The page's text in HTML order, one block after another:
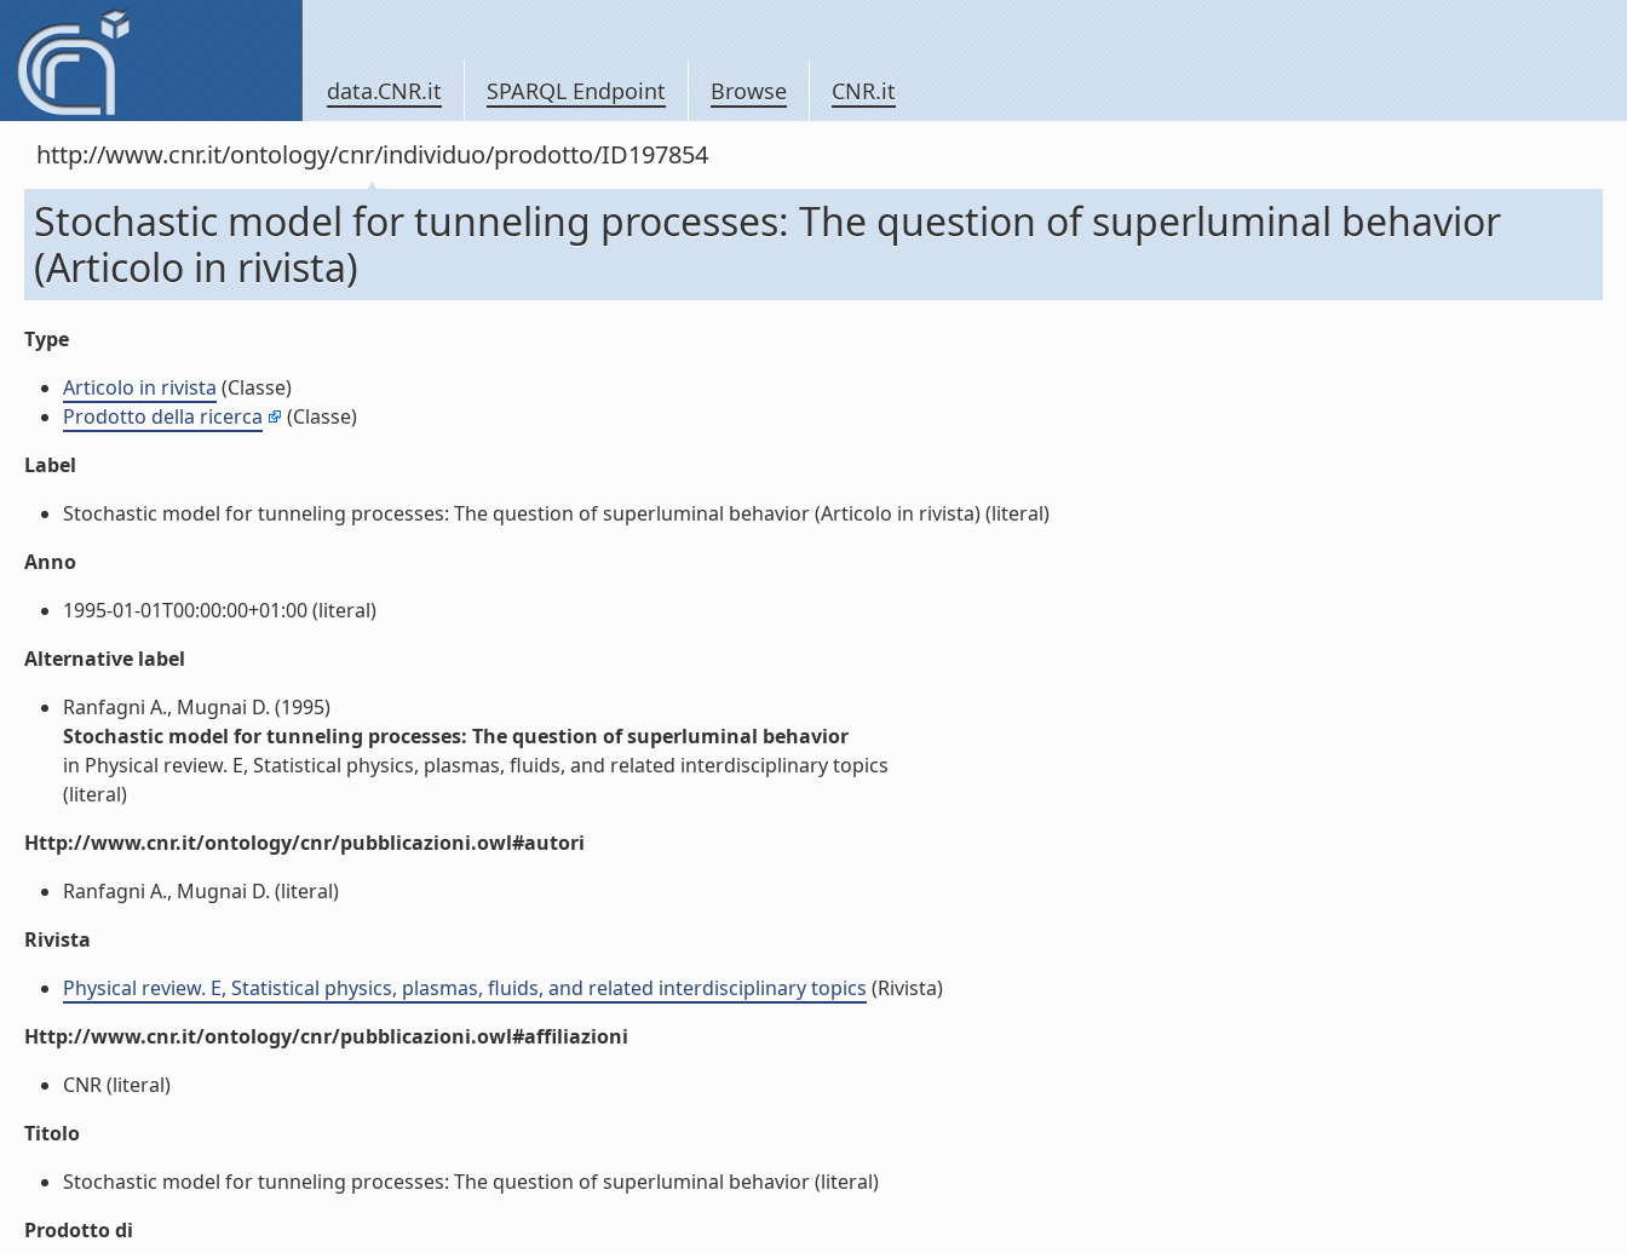
data.CNR.it SPARQL Endpoint Browse CNR.it
http://www.cnr.it/ontology/cnr/individuo/prodotto/ID197854
Stochastic model for tunneling processes: The question of superluminal behavior
(Articolo in rivista)
Type
Articolo in rivista (Classe)
Prodotto della ricerca
(Classe)
Label
Stochastic model for tunneling processes: The question of superluminal behavior (Articolo in rivista) (literal)
Anno
1995-01-01T00:00:00+01:00 (literal)
Alternative label
Ranfagni A., Mugnai D. (1995)
Stochastic model for tunneling processes: The question of superluminal behavior
in Physical review. E, Statistical physics, plasmas, fluids, and related interdisciplinary topics
(literal)
Http://www.cnr.it/ontology/cnr/pubblicazioni.owl#autori
Ranfagni A., Mugnai D. (literal)
Rivista
Physical review. E, Statistical physics, plasmas, fluids, and related interdisciplinary topics (Rivista)
Http://www.cnr.it/ontology/cnr/pubblicazioni.owl#affiliazioni
CNR (literal)
Titolo
Stochastic model for tunneling processes: The question of superluminal behavior (literal)
Prodotto di